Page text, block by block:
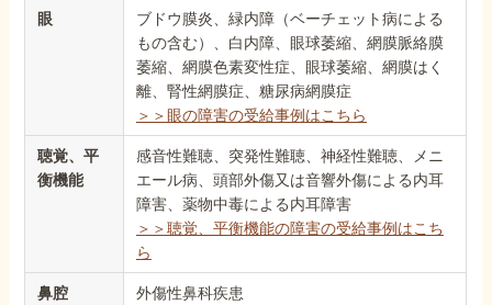
眼
ブドウ膜炎、緑内障（ベーチェット病による
もの含む）、白内障、眼球萎縮、網膜脈絡膜
萎縮、網膜色素変性症、眼球萎縮、網膜はく
離、腎性網膜症、糖尿病網膜症
＞＞眼の障害の受給事例はこちら
聴覚、平
衡機能
感音性難聴、突発性難聴、神経性難聴、メニ
エール病、頭部外傷又は音響外傷による内耳
障害、薬物中毒による内耳障害
＞＞聴覚、平衡機能の障害の受給事例はこち
ら
鼻腔 外傷性鼻科疾患